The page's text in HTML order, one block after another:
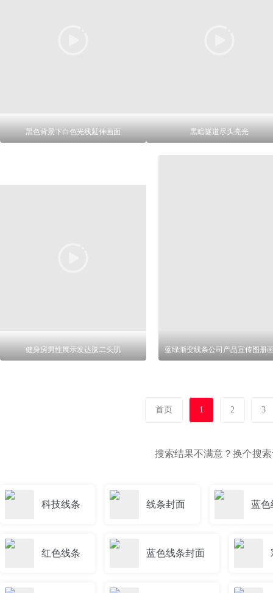
黑色背景下白色光线延伸画面 黑暗隧道尽头亮光
健身房男性展示发达肱二头肌
首页 1 2 3
搜索结果不满意？换个搜
科技线条 线条封面 蓝色
红色线条 蓝色线条封面